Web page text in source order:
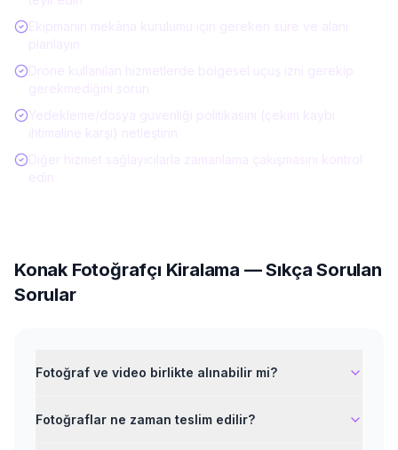
Konak Fotoğrafçı Kiralama — Sıkça Sorulan
Sorular
Fotoğraf ve video birlikte alınabilir mi?
Fotoğraflar ne zaman teslim edilir?